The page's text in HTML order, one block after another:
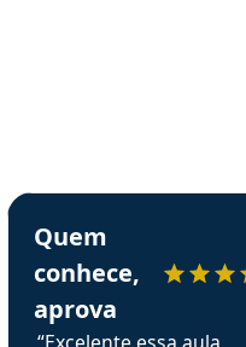
em depoimento
Estudante Sergio recomenda
Quem
conhece,
aprova
“Excelente essa aula,